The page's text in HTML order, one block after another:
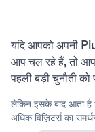
यदि आपको अपनी
आप चल रहे हैं, तो
पहली बड़ी चुनौती को
लेकिन इसके बाद
अधिक विज़िटर्स का